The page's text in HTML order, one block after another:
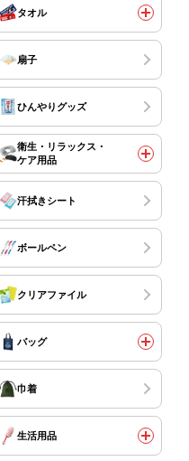
タオル
扇子
ひんやりグッズ
衛生・リラックス・
ケア用品
汗拭きシート
ボールペン
クリアファイル
バッグ
巾着
生活用品